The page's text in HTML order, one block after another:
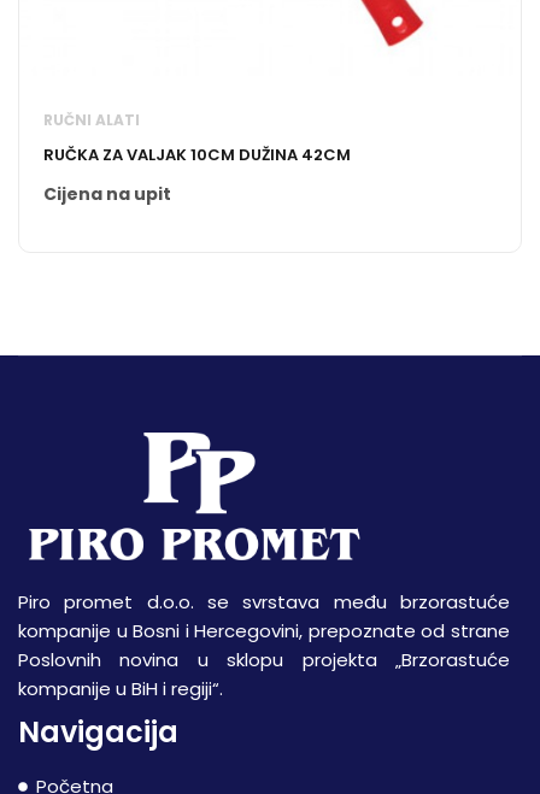
RUČNI ALATI
RUČKA ZA VALJAK 10CM DUŽINA 42CM
Cijena na upit
Piro promet d.o.o. se svrstava među brzorastuće
kompanije u Bosni i Hercegovini, prepoznate od strane
Poslovnih novina u sklopu projekta „Brzorastuće
kompanije u BiH i regiji“.
Navigacija
Početna